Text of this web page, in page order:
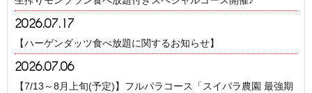
2026.07.17
【ハーゲンダッツ食べ放題に関するお知らせ】
2026.07.06
【7/13～8月上旬(予定)】フルパラコース「スイパラ農園 最強期